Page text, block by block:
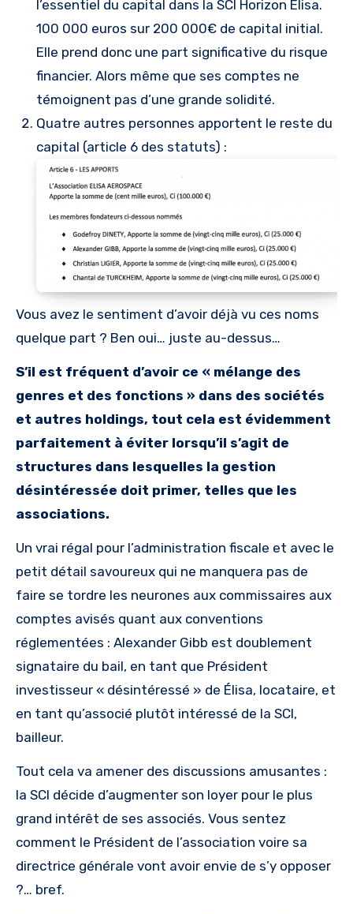
l’essentiel du capital dans la SCI Horizon Élisa.
100 000 euros sur 200 000€ de capital initial.
Elle prend donc une part significative du risque
financier. Alors même que ses comptes ne
témoignent pas d’une grande solidité.
Quatre autres personnes apportent le reste du
capital (article 6 des statuts) :
Vous avez le sentiment d’avoir déjà vu ces noms
quelque part ? Ben oui… juste au-dessus…
S’il est fréquent d’avoir ce « mélange des
genres et des fonctions » dans des sociétés
et autres holdings, tout cela est évidemment
parfaitement à éviter lorsqu’il s’agit de
structures dans lesquelles la gestion
désintéressée doit primer, telles que les
associations.
Un vrai régal pour l’administration fiscale et avec le
petit détail savoureux qui ne manquera pas de
faire se tordre les neurones aux commissaires aux
comptes avisés quant aux conventions
réglementées : Alexander Gibb est doublement
signataire du bail, en tant que Président
investisseur « désintéressé » de Élisa, locataire, et
en tant qu’associé plutôt intéressé de la SCI,
bailleur.
Tout cela va amener des discussions amusantes :
la SCI décide d’augmenter son loyer pour le plus
grand intérêt de ses associés. Vous sentez
comment le Président de l’association voire sa
directrice générale vont avoir envie de s’y opposer
?… bref.